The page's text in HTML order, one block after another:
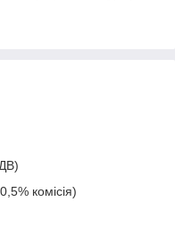
комісія)